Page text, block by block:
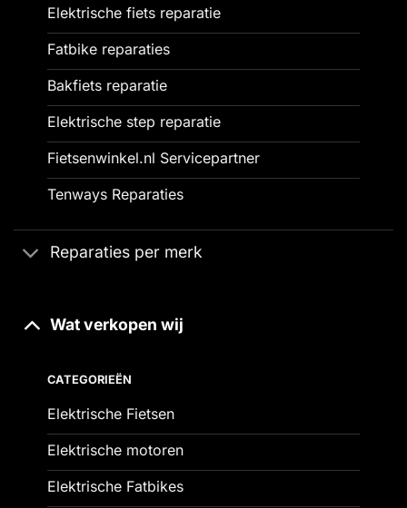
Elektrische fiets reparatie
Fatbike reparaties
Bakfiets reparatie
Elektrische step reparatie
Fietsenwinkel.nl Servicepartner
Tenways Reparaties
Reparaties per merk
Wat verkopen wij
CATEGORIEËN
Elektrische Fietsen
Elektrische motoren
Elektrische Fatbikes